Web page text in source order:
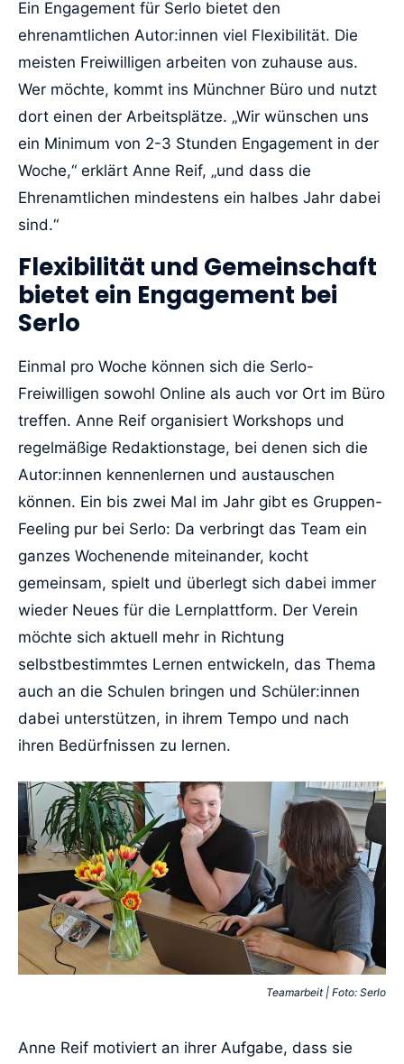
Ein Engagement für Serlo bietet den
ehrenamtlichen Autor:innen viel Flexibilität. Die
meisten Freiwilligen arbeiten von zuhause aus.
Wer möchte, kommt ins Münchner Büro und nutzt
dort einen der Arbeitsplätze. „Wir wünschen uns
ein Minimum von 2-3 Stunden Engagement in der
Woche,“ erklärt Anne Reif, „und dass die
Ehrenamtlichen mindestens ein halbes Jahr dabei
sind.“
Flexibilität und Gemeinschaft
bietet ein Engagement bei
Serlo
Einmal pro Woche können sich die Serlo-
Freiwilligen sowohl Online als auch vor Ort im Büro
treffen. Anne Reif organisiert Workshops und
regelmäßige Redaktionstage, bei denen sich die
Autor:innen kennenlernen und austauschen
können. Ein bis zwei Mal im Jahr gibt es Gruppen-
Feeling pur bei Serlo: Da verbringt das Team ein
ganzes Wochenende miteinander, kocht
gemeinsam, spielt und überlegt sich dabei immer
wieder Neues für die Lernplattform. Der Verein
möchte sich aktuell mehr in Richtung
selbstbestimmtes Lernen entwickeln, das Thema
auch an die Schulen bringen und Schüler:innen
dabei unterstützen, in ihrem Tempo und nach
ihren Bedürfnissen zu lernen.
Teamarbeit | Foto: Serlo
Anne Reif motiviert an ihrer Aufgabe, dass sie